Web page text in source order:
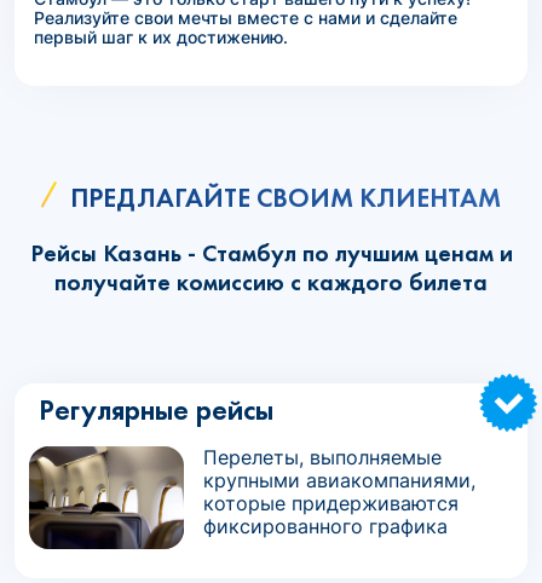
Реализуйте свои мечты вместе с нами и сделайте
первый шаг к их достижению.
ПРЕДЛАГАЙТЕ СВОИМ КЛИЕНТАМ
Рейсы Казань - Стамбул по лучшим ценам и
получайте комиссию с каждого билета
Регулярные рейсы
Перелеты, выполняемые
крупными авиакомпаниями,
которые придерживаются
фиксированного графика